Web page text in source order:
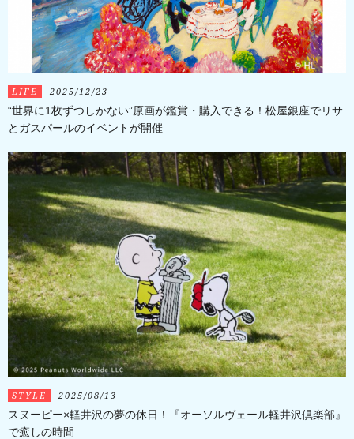
LIFE 2025/12/23
“世界に1枚ずつしかない”原画が鑑賞・購入できる！松屋銀座でリサ
とガスパールのイベントが開催
STYLE 2025/08/13
スヌーピー×軽井沢の夢の休日！『オーソルヴェール軽井沢倶楽部』
で癒しの時間